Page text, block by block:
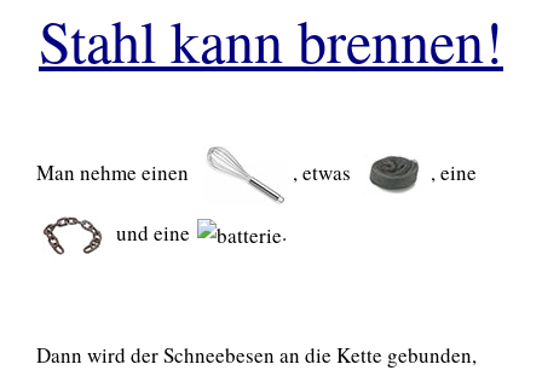
Stahl kann brennen!
Man nehme einen , etwas , eine
und eine .
Dann wird der Schneebesen an die Kette gebunden,